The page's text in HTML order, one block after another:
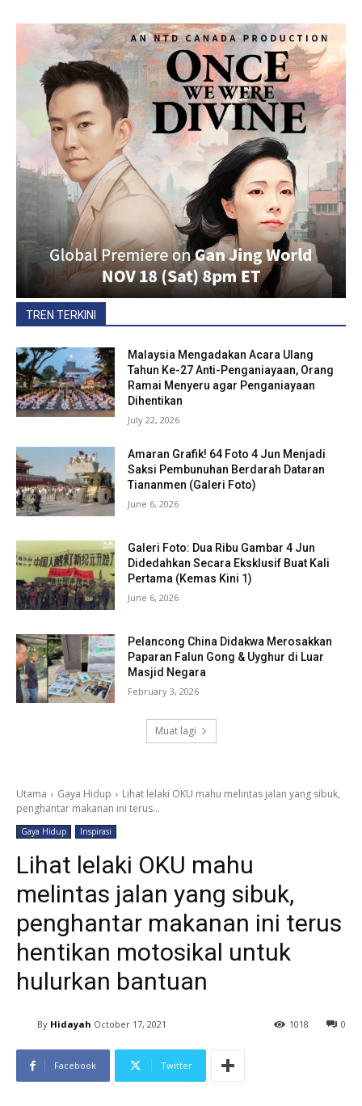
TREN TERKINI
Malaysia Mengadakan Acara Ulang
Tahun Ke-27 Anti-Penganiayaan, Orang
Ramai Menyeru agar Penganiayaan
Dihentikan
July 22, 2026
Amaran Grafik! 64 Foto 4 Jun Menjadi
Saksi Pembunuhan Berdarah Dataran
Tiananmen (Galeri Foto)
June 6, 2026
Galeri Foto: Dua Ribu Gambar 4 Jun
Didedahkan Secara Eksklusif Buat Kali
Pertama (Kemas Kini 1)
June 6, 2026
Pelancong China Didakwa Merosakkan
Paparan Falun Gong & Uyghur di Luar
Masjid Negara
February 3, 2026
Muat lagi